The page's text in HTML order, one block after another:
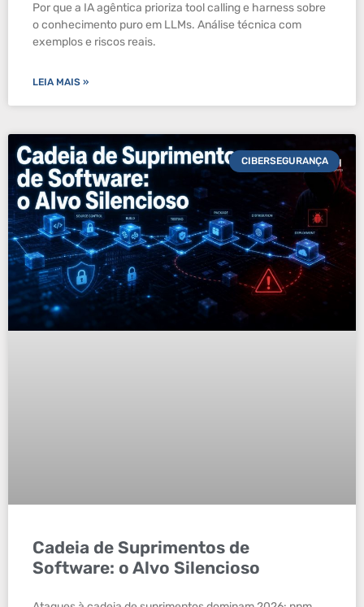
Por que a IA agêntica prioriza tool calling e harness sobre
o conhecimento puro em LLMs. Análise técnica com
exemplos e riscos reais.
LEIA MAIS »
CIBERSEGURANÇA
Cadeia de Suprimentos de
Software: o Alvo Silencioso